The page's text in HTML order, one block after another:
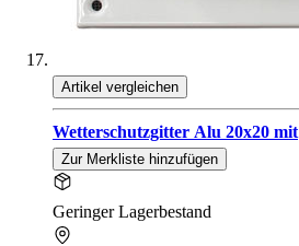
Artikel vergleichen
Wetterschutzgitter Alu 20x20 mit
Zur Merkliste hinzufügen
Geringer Lagerbestand